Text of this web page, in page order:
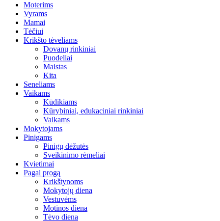
Moterims
Vyrams
Mamai
Tėčiui
Krikšto tėveliams
Dovanų rinkiniai
Puodeliai
Maistas
Kita
Seneliams
Vaikams
Kūdikiams
Kūrybiniai, edukaciniai rinkiniai
Vaikams
Mokytojams
Pinigams
Pinigų dėžutės
Sveikinimo rėmeliai
Kvietimai
Pagal progą
Krikštynoms
Mokytojų diena
Vestuvėms
Motinos diena
Tėvo diena